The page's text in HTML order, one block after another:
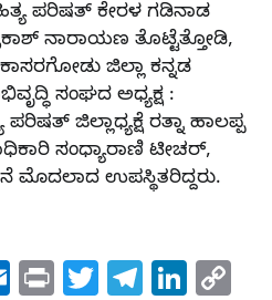
ಪರಿಷತ್ ಕೇರಳ ಗಡಿನಾಡ
ನಾರಾಯಣ ತೊಟ್ಟೆತ್ತೋಡಿ,
ಜಿಲ್ಲಾ ಕನ್ನಡ
ಸಂಘದ ಅಧ್ಯಕ್ಷ :
ಜಿಲ್ಲಾಧ್ಯಕ್ಷೆ ರತ್ನಾ ಹಾಲಪ್ಪ
ಸಂಧ್ಯಾರಾಣಿ ಟೀಚರ್,
ಉಪಸ್ಥಿತರಿದ್ದರು.
Outlook.com
PrintTwitter